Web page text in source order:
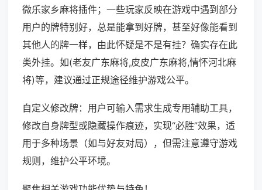
微乐家乡麻将插件；一些玩家反映在游戏中遇到部分
用户的牌特别好，总是能拿到好牌，甚至好像能看到
其他人的牌一样，由此怀疑是不是有挂？确实存在此
类外挂。如(老友广东麻将,皮皮广东麻将,情怀河北麻
将)等，建议通过正规途径维护游戏公平。
自定义修改牌：用户可输入需求生成专用辅助工具，
修改自身牌型或隐藏操作痕迹，实现“必胜”效果，适
用于多种场景（如与好友对局），但需注意遵守游戏
规则，维护公平环境。